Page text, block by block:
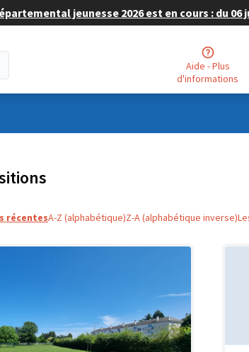
jeunesse 2026 est en cours : du 06
Aide - Plus
d'informations
récentesA-Z (alphabétique)Z-A (alphabétique inverse)